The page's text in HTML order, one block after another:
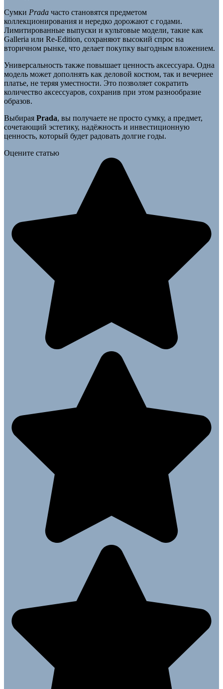
Сумки Prada часто становятся предметом
коллекционирования и нередко дорожают с годами.
Лимитированные выпуски и культовые модели, такие как
Galleria или Re-Edition, сохраняют высокий спрос на
вторичном рынке, что делает покупку выгодным вложением.
Универсальность также повышает ценность аксессуара. Одна
модель может дополнять как деловой костюм, так и вечернее
платье, не теряя уместности. Это позволяет сократить
количество аксессуаров, сохранив при этом разнообразие
образов.
Выбирая Prada, вы получаете не просто сумку, а предмет,
сочетающий эстетику, надёжность и инвестиционную
ценность, который будет радовать долгие годы.
Оцените статью